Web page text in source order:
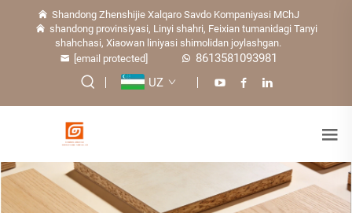
Shandong Zhenshijie Xalqaro Savdo Kompaniyasi MChJ
shandong provinsiyasi, Linyi shahri, Feixian tumanidagi Tanyi
shahchasi, Xiaowan liniyasi shimolidan joylashgan.
[email protected]
8613581093981
UZ